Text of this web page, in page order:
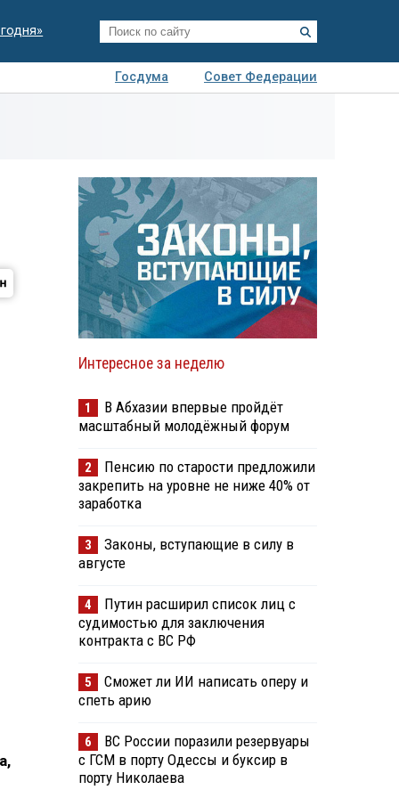
Госдума
Совет Федерации
Интересное за неделю
1
В Абхазии впервые пройдёт
масштабный молодёжный форум
2
Пенсию по старости предложили
закрепить на уровне не ниже 40% от
заработка
3
Законы, вступающие в силу в
августе
4
Путин расширил список лиц с
судимостью для заключения
контракта с ВС РФ
5
Сможет ли ИИ написать оперу и
спеть арию
6
ВС России поразили резервуары
с ГСМ в порту Одессы и буксир в
порту Николаева